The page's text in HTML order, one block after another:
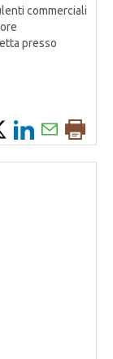
commerciali
presso